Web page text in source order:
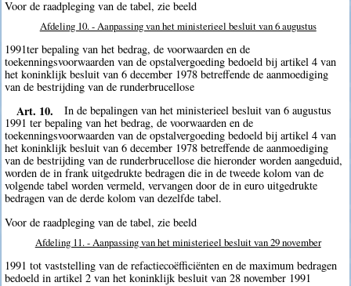
Voor de raadpleging van de tabel, zie beeld
Afdeling 10. - Aanpassing van het ministerieel besluit van 6 augustus
1991ter bepaling van het bedrag, de voorwaarden en de
toekenningsvoorwaarden van de opstalvergoeding bedoeld bij artikel 4 van
het koninklijk besluit van 6 december 1978 betreffende de aanmoediging
van de bestrijding van de runderbrucellose
Art. 10.
In de bepalingen van het ministerieel besluit van 6 augustus
1991 ter bepaling van het bedrag, de voorwaarden en de
toekenningsvoorwaarden van de opstalvergoeding bedoeld bij artikel 4 van
het koninklijk besluit van 6 december 1978 betreffende de aanmoediging
van de bestrijding van de runderbrucellose die hieronder worden aangeduid,
worden de in frank uitgedrukte bedragen die in de tweede kolom van de
volgende tabel worden vermeld, vervangen door de in euro uitgedrukte
bedragen van de derde kolom van dezelfde tabel.
Voor de raadpleging van de tabel, zie beeld
Afdeling 11. - Aanpassing van het ministerieel besluit van 29 november
1991 tot vaststelling van de refactiecoëfficiënten en de maximum bedragen
bedoeld in artikel 2 van het koninklijk besluit van 28 november 1991